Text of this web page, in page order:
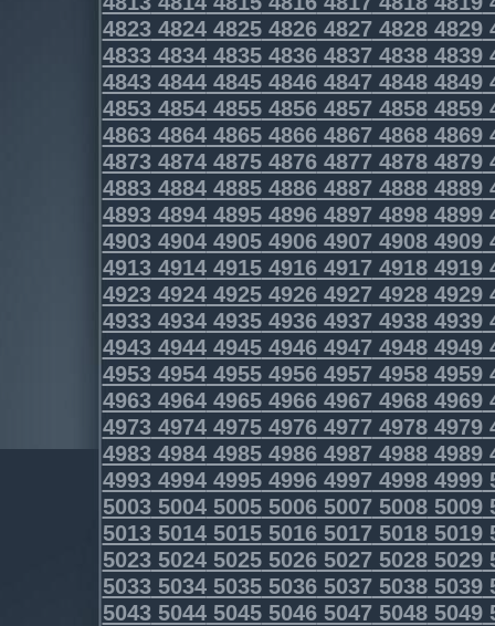
4823482448254826482748284829
4833483448354836483748384839
4843484448454846484748484849
4853485448554856485748584859
4863486448654866486748684869
4873487448754876487748784879
4883488448854886488748884889
4893489448954896489748984899
4903490449054906490749084909
4913491449154916491749184919
4923492449254926492749284929
4933493449354936493749384939
4943494449454946494749484949
4953495449554956495749584959
4963496449654966496749684969
4973497449754976497749784979
4983498449854986498749884989
4993499449954996499749984999
5003500450055006500750085009
5013501450155016501750185019
5023502450255026502750285029
5033503450355036503750385039
5043504450455046504750485049